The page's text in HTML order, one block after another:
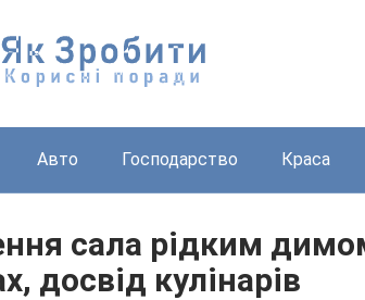
Авто Господарство Краса
сала рідким
досвід кулінарів